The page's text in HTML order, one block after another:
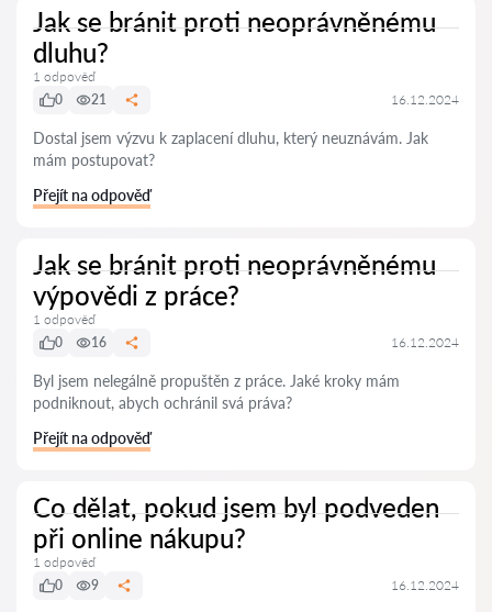
Jak se bránit proti neoprávněnému
dluhu?
1 odpověď
0
21 16.12.2024
Dostal jsem výzvu k zaplacení dluhu, který neuznávám. Jak
mám postupovat?
Přejít na odpověď
Jak se bránit proti neoprávněnému
výpovědi z práce?
1 odpověď
0
16 16.12.2024
Byl jsem nelegálně propuštěn z práce. Jaké kroky mám
podniknout, abych ochránil svá práva?
Přejít na odpověď
Co dělat, pokud jsem byl podveden
při online nákupu?
1 odpověď
0
9 16.12.2024